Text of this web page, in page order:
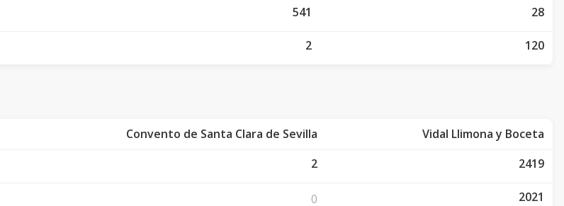
541 28
2 120
Convento de Santa Clara de Sevilla Vidal Llimona y Boceta
2 2419
0 2021